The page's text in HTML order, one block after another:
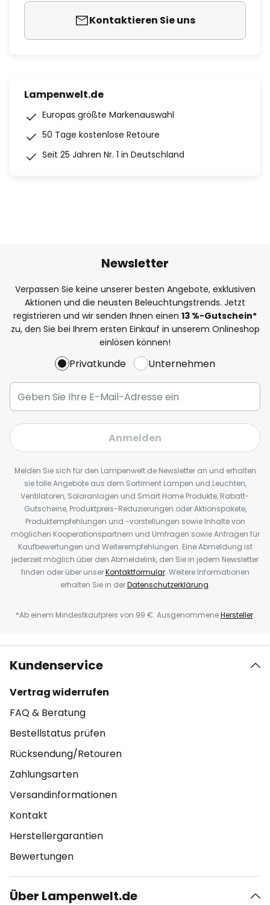
Kontaktieren Sie uns
Lampenwelt.de
Europas größte Markenauswahl
50 Tage kostenlose Retoure
Seit 25 Jahren Nr. 1 in Deutschland
Newsletter
Verpassen Sie keine unserer besten Angebote, exklusiven
Aktionen und die neusten Beleuchtungstrends. Jetzt
registrieren und wir senden Ihnen einen 13 %-Gutschein*
zu, den Sie bei Ihrem ersten Einkauf in unserem Onlineshop
einlösen können!
Privatkunde Unternehmen
Anmelden
Melden Sie sich für den Lampenwelt.de Newsletter an und erhalten
sie tolle Angebote aus dem Sortiment Lampen und Leuchten,
Ventilatoren, Solaranlagen und Smart Home Produkte, Rabatt-
Gutscheine, Produktpreis-Reduzierungen oder Aktionspakete,
Produktempfehlungen und -vorstellungen sowie Inhalte von
möglichen Kooperationspartnern und Umfragen sowie Anfragen für
Kaufbewertungen und Weiterempfehlungen. Eine Abmeldung ist
jederzeit möglich über den Abmeldelink, den Sie in jedem Newsletter
finden oder über unserKontaktformular. Weitere Informationen
erhalten Sie in derDatenschutzerklärung.
*Ab einem Mindestkaufpreis von 99 €. AusgenommeneHersteller.
Kundenservice
Vertrag widerrufen
FAQ & Beratung
Bestellstatus prüfen
Rücksendung/Retouren
Zahlungsarten
Versandinformationen
Kontakt
Herstellergarantien
Bewertungen
Über Lampenwelt.de